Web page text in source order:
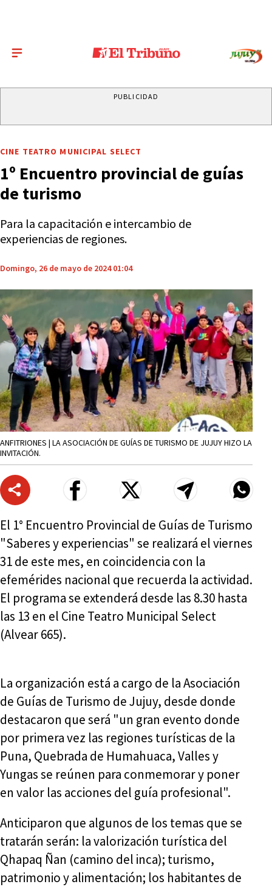
PUBLICIDAD
CINE TEATRO MUNICIPAL SELECT
1º Encuentro provincial de guías
de turismo
Para la capacitación e intercambio de
experiencias de regiones.
Domingo, 26 de mayo de 2024 01:04
ANFITRIONES | LA ASOCIACIÓN DE GUÍAS DE TURISMO DE JUJUY HIZO LA
INVITACIÓN.
El 1° Encuentro Provincial de Guías de Turismo
"Saberes y experiencias" se realizará el viernes
31 de este mes, en coincidencia con la
efemérides nacional que recuerda la actividad.
El programa se extenderá desde las 8.30 hasta
las 13 en el Cine Teatro Municipal Select
(Alvear 665).
La organización está a cargo de la Asociación
de Guías de Turismo de Jujuy, desde donde
destacaron que será "un gran evento donde
por primera vez las regiones turísticas de la
Puna, Quebrada de Humahuaca, Valles y
Yungas se reúnen para conmemorar y poner
en valor las acciones del guía profesional".
Anticiparon que algunos de los temas que se
tratarán serán: la valorización turística del
Qhapaq Ñan (camino del inca); turismo,
patrimonio y alimentación; los habitantes de